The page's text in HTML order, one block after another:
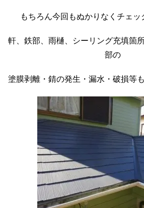
もちろん今回もぬかりなくチェッ
軒、鉄部、雨樋、シーリング充填箇
部の
塗膜剥離・錆の発生・漏水・破損等